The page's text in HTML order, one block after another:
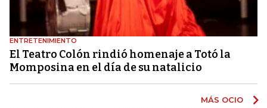
ENTRETENIMIENTO
El Teatro Colón rindió homenaje a Totó la
Momposina en el día de su natalicio
MÁS OCIO